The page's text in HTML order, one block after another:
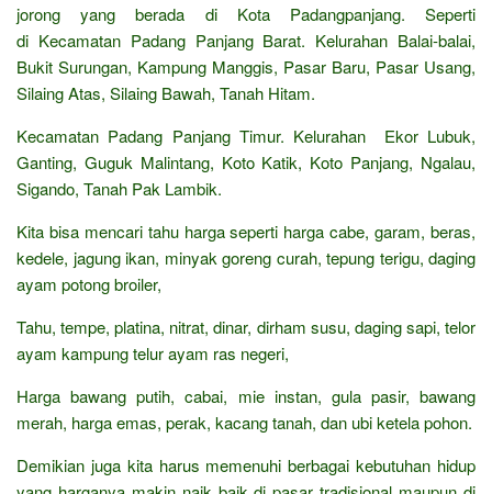
jorong yang berada di Kota Padangpanjang. Seperti
di Kecamatan Padang Panjang Barat. Kelurahan Balai-balai,
Bukit Surungan, Kampung Manggis, Pasar Baru, Pasar Usang,
Silaing Atas, Silaing Bawah, Tanah Hitam.
Kecamatan Padang Panjang Timur. Kelurahan Ekor Lubuk,
Ganting, Guguk Malintang, Koto Katik, Koto Panjang, Ngalau,
Sigando, Tanah Pak Lambik.
Kita bisa mencari tahu harga seperti harga cabe, garam, beras,
kedele, jagung ikan, minyak goreng curah, tepung terigu, daging
ayam potong broiler,
Tahu, tempe, platina, nitrat, dinar, dirham susu, daging sapi, telor
ayam kampung telur ayam ras negeri,
Harga bawang putih, cabai, mie instan, gula pasir, bawang
merah, harga emas, perak, kacang tanah, dan ubi ketela pohon.
Demikian juga kita harus memenuhi berbagai kebutuhan hidup